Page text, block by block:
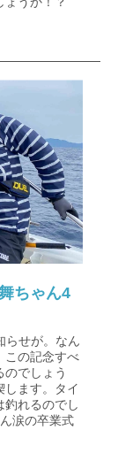
ちゃん4
らせが。なん
この記念すべ
のでしょう
します。タイ
釣れるのでし
涙の卒業式